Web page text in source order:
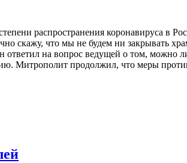
распространения коронавируса в
скажу, что мы не будем ни закрывать
на вопрос ведущей о том, можно
Митрополит продолжил, что меры